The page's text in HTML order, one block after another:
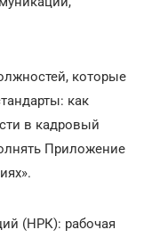
которые
как
в кадровый
Приложение
(НРК): рабочая